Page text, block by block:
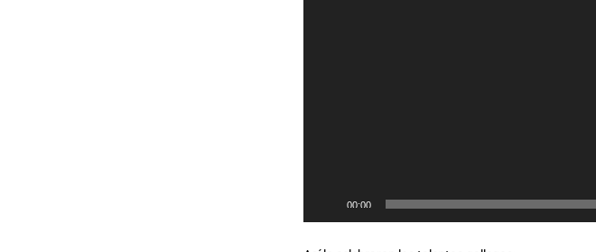
00:00